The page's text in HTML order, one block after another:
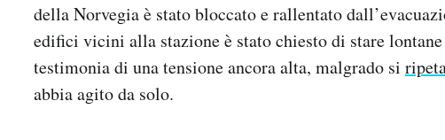
della Norvegia è stato bloccato e rallentato
edifici vicini alla stazione è stato chiesto di stare
testimonia di una tensione ancora alta, malgrado si
abbia agito da solo.